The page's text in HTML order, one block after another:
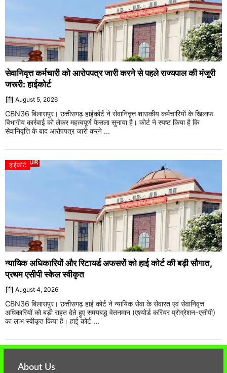
सेवानिवृत्त कर्मचारी को आरोपपत्र जारी करने से पहले राज्यपाल की मंजूरी
जरूरी: हाईकोर्ट
August 5, 2026
CBN36 बिलासपुर। छत्तीसगढ़ हाईकोर्ट ने सेवानिवृत्त शासकीय कर्मचारियों के खिलाफ
विभागीय कार्रवाई को लेकर महत्वपूर्ण फैसला सुनाया है। कोर्ट ने स्पष्ट किया है कि
सेवानिवृत्ति के बाद आरोपपत्र जारी करने ...
हाईकोर्ट
न्यायिक अधिकारियों और रिटायर्ड अफसरों को हाई कोर्ट की बड़ी सौगात,
प्रथम एसीपी स्केल स्वीकृत
August 4, 2026
CBN36 बिलासपुर। छत्तीसगढ़ हाई कोर्ट ने न्यायिक सेवा के सेवारत एवं सेवानिवृत्त
अधिकारियों को बड़ी राहत देते हुए समयबद्ध वेतनमान (एश्योर्ड करियर प्रोग्रेशन-एसीपी)
का लाभ स्वीकृत किया है। हाई कोर्ट ...
About Us